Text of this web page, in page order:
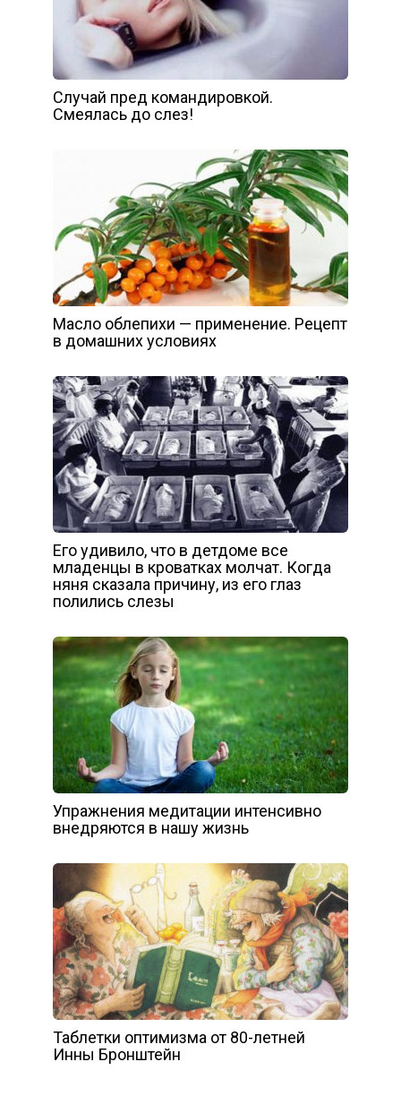
Случай пред командировкой.
Смеялась до слез!
Масло облепихи — применение. Рецепт
в домашних условиях
Его удивило, что в детдоме все
младенцы в кроватках молчат. Когда
няня сказала причину, из его глаз
полились слезы
Упражнения медитации интенсивно
внедряются в нашу жизнь
Таблетки оптимизма от 80-летней
Инны Бронштейн